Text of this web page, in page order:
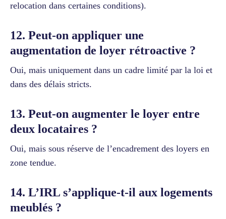
relocation dans certaines conditions).
12. Peut-on appliquer une
augmentation de loyer rétroactive ?
Oui, mais uniquement dans un cadre limité par la loi et
dans des délais stricts.
13. Peut-on augmenter le loyer entre
deux locataires ?
Oui, mais sous réserve de l’encadrement des loyers en
zone tendue.
14. L’IRL s’applique-t-il aux logements
meublés ?